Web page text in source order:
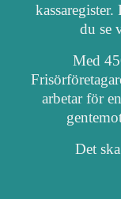
du se
Med
arbetar för
Det